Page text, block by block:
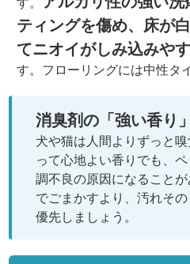
ティングを傷め、床が
てニオイがしみ込みや
す。フローリングには中性タ
消臭剤の「強い香り
犬や猫は人間よりずっと
って心地よい香りでも、
調不良の原因になること
でごまかすより、汚れそ
優先しましょう。